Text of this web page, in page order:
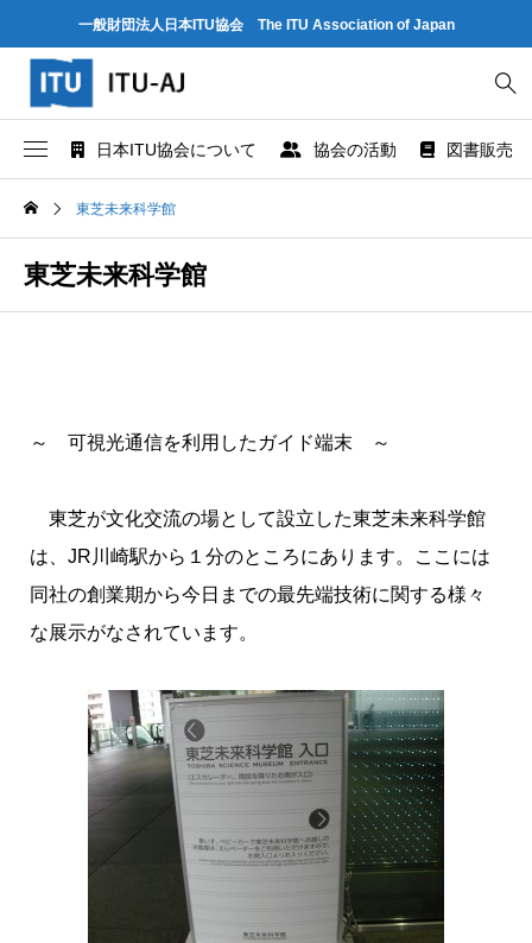
一般財団法人日本ITU協会 The ITU Association of Japan
日本ITU協会について 協会の活動 図書販売
協会概要
協会組織
協会案内パンフレット
協会の所在地
世界情報社会・電気通信日記念行事
研究会
閲覧のご案内 - ITU関係出版物 -
人材育成
ITUクラブ
ITU とは
ITU-R 関係のデータ情報
ITU勧告リスト
ITUメンバー情報（加盟国、参加企業・団体）
ITU関係会合・イベントカレンダー等
関連団体
東芝未来科学館
東芝未来科学館
～ 可視光通信を利用したガイド端末 ～
東芝が文化交流の場として設立した東芝未来科学館
は、JR川崎駅から１分のところにあります。ここには
同社の創業期から今日までの最先端技術に関する様々
な展示がなされています。